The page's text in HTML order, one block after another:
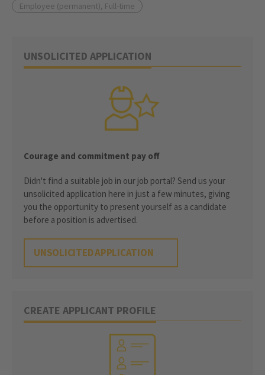
Employee (permanent), Full-time
UNSOLICITED APPLICATION
Courage and commitment pay off
Didn't find a suitable job in our job portal? Send us your
unsolicited application here in just a few minutes, giving
you the opportunity to present yourself as a candidate
before a position is advertised.
UNSOLICITED APPLICATION
CREATE APPLICANT PROFILE